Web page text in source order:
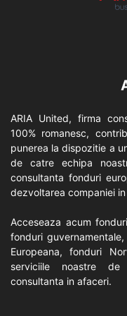
ARIA United, firma
100% romanesc,
punerea la dispozitie a
de catre echipa
consultanta fonduri
dezvoltarea companiei
Acceseaza acum
fonduri
Europeana, fonduri
serviciile noastre
consultanta in afaceri.